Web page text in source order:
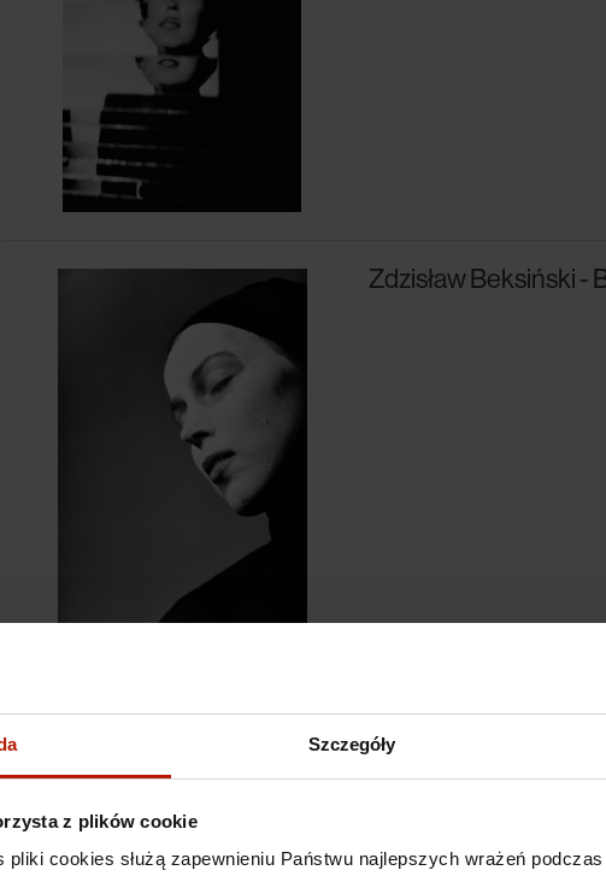
Szczegóły
z plików cookie
pliki cookies służą zapewnieniu Państwu najlepszych wrażeń
Zdzisław Beksiński -